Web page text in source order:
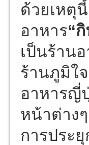
ด้วยเหตุ
อาหาร“
เป็นร้าน
ร้านภูมิใ
อาหารญี่
หน้าต่าง
การประ